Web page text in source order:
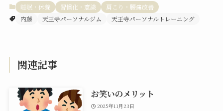
睡眠・休養 習慣化・意識
肩こり・腰痛改善
内藤
天王寺パーソナルジム 天王寺パーソナルトレーニング
関連記事
お笑いのメリット
2025年11月23日